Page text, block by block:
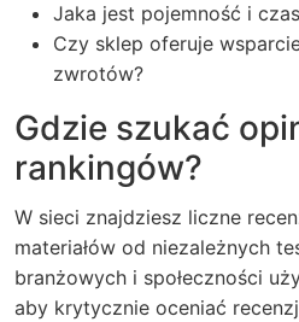
Jaka jest pojemność i
Czy sklep oferuje
zwrotów?
Gdzie szukać
rankingów?
W sieci znajdziesz liczne
materiałów od niezależnych
branżowych i społeczności
aby krytycznie oceniać